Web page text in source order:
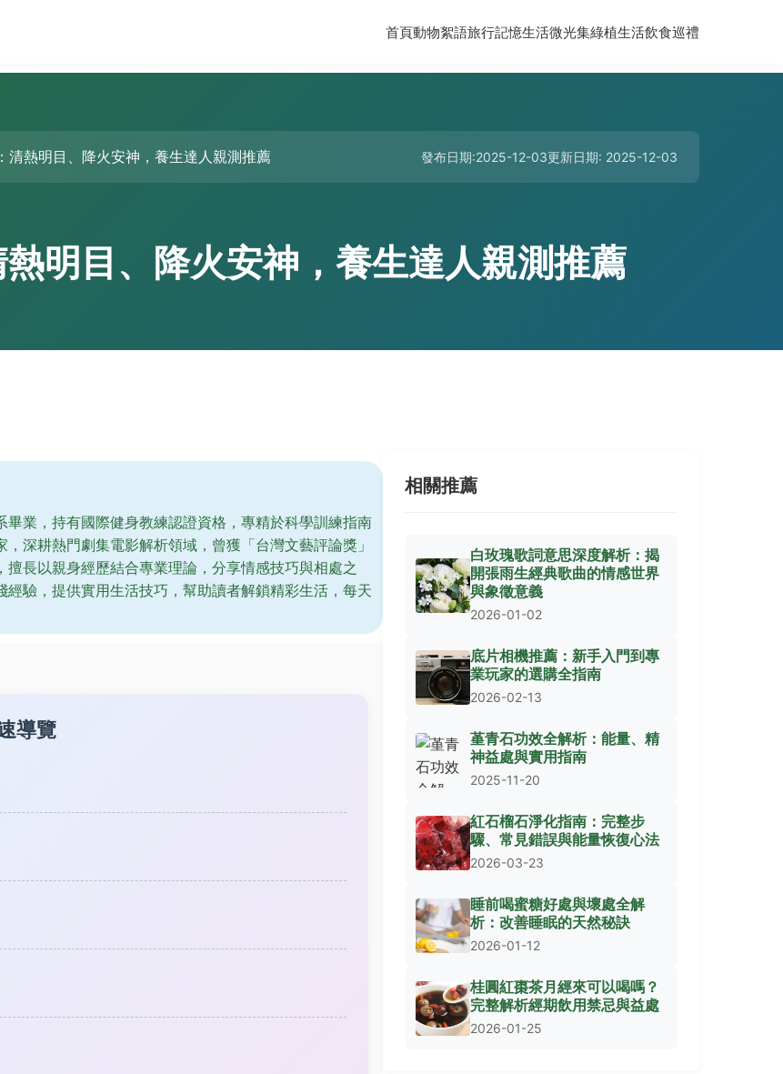
首頁動物絮語旅行記憶生活微光集綠植生活飲食巡禮
清熱明目、降火安神，養生達人親測推薦 發布日期:2025-12-03更新日期: 2025-12-03
明目、降火安神，養生達人親測推薦
畢業，持有國際健身教練認證資格，專精於科學訓練指南
深耕熱門劇集電影解析領域，曾獲「台灣文藝評論獎」
長以親身經歷結合專業理論，分享情感技巧與相處之
驗，提供實用生活技巧，幫助讀者解鎖精彩生活，每天
導覽
相關推薦
白玫瑰歌詞意思深度解析：揭
開張雨生經典歌曲的情感世界
與象徵意義
2026-01-02
底片相機推薦：新手入門到專
業玩家的選購全指南
2026-02-13
堇青石功效全解析：能量、精
神益處與實用指南
2025-11-20
紅石榴石淨化指南：完整步
驟、常見錯誤與能量恢復心法
2026-03-23
睡前喝蜜糖好處與壞處全解
析：改善睡眠的天然秘訣
2026-01-12
桂圓紅棗茶月經來可以喝嗎？
完整解析經期飲用禁忌與益處
2026-01-25